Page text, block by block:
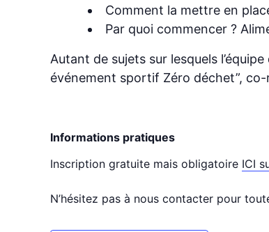
Comment la mettre en
Par quoi commencer ?
Autant de sujets sur lesquels
événement sportif Zéro déchet”, co-
Informations pratiques
Inscription gratuite mais obligatoire ICI
N’hésitez pas à nous contacter pour